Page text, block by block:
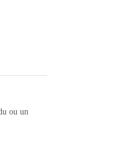
ou un